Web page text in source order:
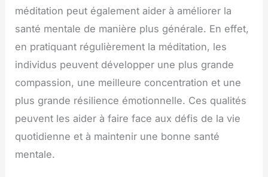
méditation peut également aider à améliorer la
santé mentale de manière plus générale. En effet,
en pratiquant régulièrement la méditation, les
individus peuvent développer une plus grande
compassion, une meilleure concentration et une
plus grande résilience émotionnelle. Ces qualités
peuvent les aider à faire face aux défis de la vie
quotidienne et à maintenir une bonne santé
mentale.